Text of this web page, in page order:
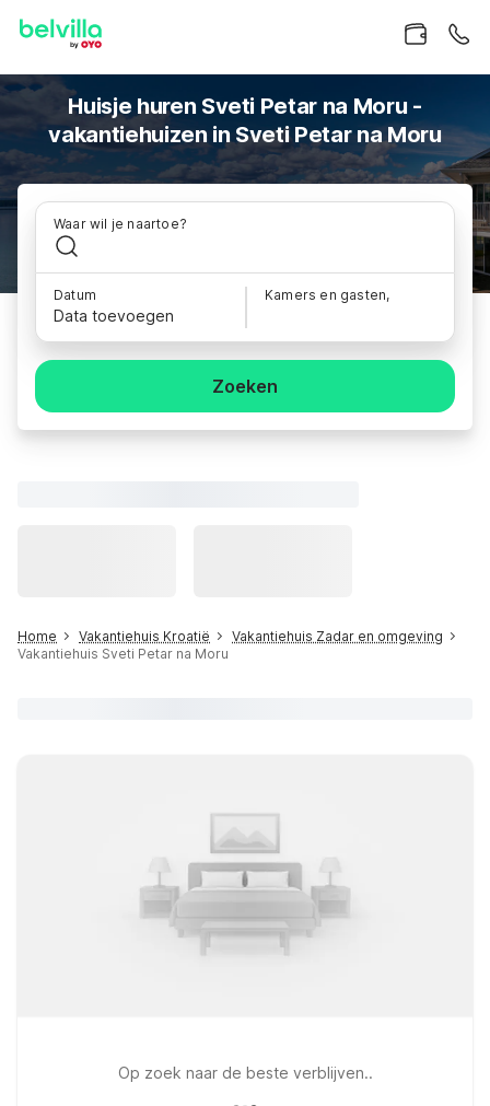
Huisje huren Sveti Petar na Moru -
vakantiehuizen in Sveti Petar na Moru
Waar wil je naartoe?
Datum
Data toevoegen
Kamers en gasten,
Zoeken
Home Vakantiehuis Kroatië
Vakantiehuis Zadar en omgeving
Vakantiehuis Sveti Petar na Moru
Op zoek naar de beste verblijven..